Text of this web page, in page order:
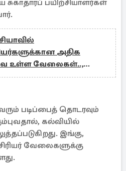
பயிற்சியாளர்கள்
அதிக
உள்ள வேலைகள்..,
பெறுவது எப்படி?
படிப்பைத் தொடரவும்
கல்வியில்
இங்கு,
வேலைகளுக்கு